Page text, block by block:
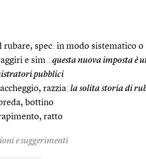
rubare, spec. in modo sistematico
e sim.: questa nuova imposta è
pubblici
razzia: la solita storia di
bottino
ratto
e suggerimenti